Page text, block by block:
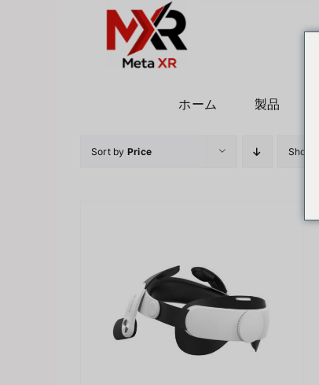
ホーム 製品
Sort by Price Show